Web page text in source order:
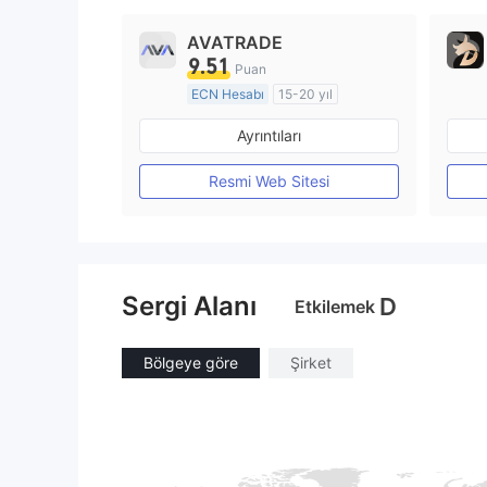
AVATRADE
9.51 Puan
ECN Hesabı
15-20 yıl
Düzenleyici Ülke/Bölge: Avustralya
Pazar Yapıcılık (MM)
MT4 Tam Lisans
Ayrıntıları
Resmi Web Sitesi
Sergi Alanı Etkilemek D
Bölgeye göre Şirket